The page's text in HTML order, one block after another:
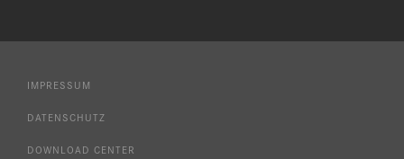
IMPRESSUM
DATENSCHUTZ
DOWNLOAD CENTER